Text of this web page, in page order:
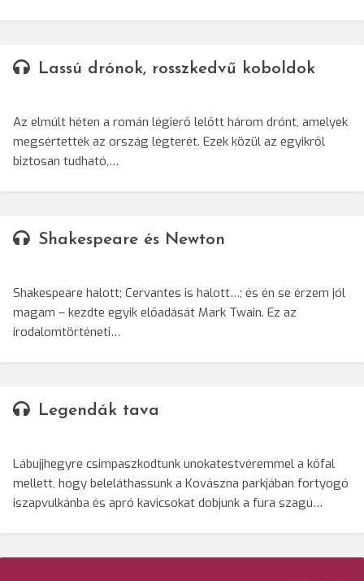
Lassú drónok, rosszkedvű koboldok
Az elmúlt héten a román légierő lelőtt három drónt, amelyek
megsértették az ország légterét. Ezek közül az egyikről
biztosan tudható,…
Shakespeare és Newton
Shakespeare halott; Cervantes is halott…; és én se érzem jól
magam – kezdte egyik előadását Mark Twain. Ez az
irodalomtörténeti…
Legendák tava
Lábujjhegyre csimpaszkodtunk unokatestvéremmel a kőfal
mellett, hogy beleláthassunk a Kovászna parkjában fortyogó
iszapvulkánba és apró kavicsokat dobjunk a fura szagú…